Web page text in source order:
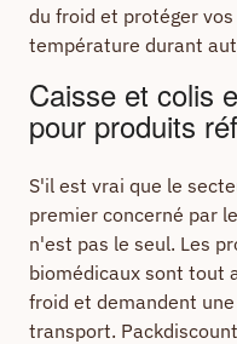
du froid et protéger
température durant
Caisse et colis
pour produits
S'il est vrai que le
premier concerné par
n'est pas le seul. Les
biomédicaux sont tout
froid et demandent
transport.